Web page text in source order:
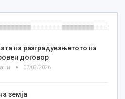
на разградувањетото на
договор
07/08/2026
земја